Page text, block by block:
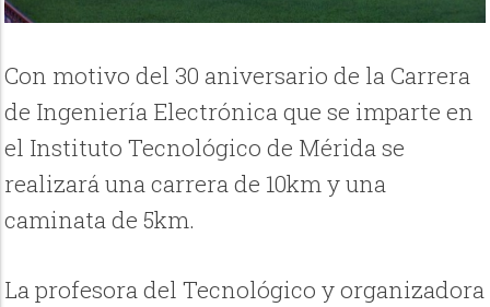
Con motivo del 30 aniversario de la Carrera
de Ingeniería Electrónica que se imparte en
el Instituto Tecnológico de Mérida se
realizará una carrera de 10km y una
caminata de 5km.
La profesora del Tecnológico y organizadora